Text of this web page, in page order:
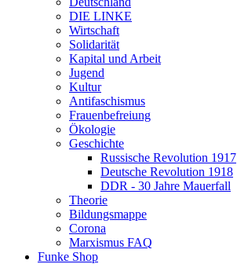
DIE LINKE
Wirtschaft
Solidarität
Kapital und Arbeit
Jugend
Kultur
Antifaschismus
Frauenbefreiung
Ökologie
Geschichte
Russische Revolution 1917
Deutsche Revolution 1918
DDR - 30 Jahre Mauerfall
Theorie
Bildungsmappe
Corona
Marxismus FAQ
Funke Shop